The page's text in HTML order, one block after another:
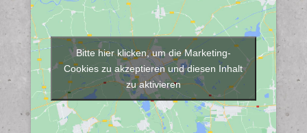
Bitte hier klicken, um die Marketing-
Cookies zu akzeptieren und diesen Inhalt
zu aktivieren